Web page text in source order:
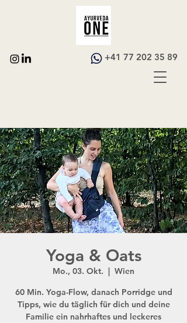
+41 77 202 35 89
Yoga & Oats
Mo., 03. Okt.
  |
Wien
60 Min. Yoga-Flow, danach Porridge und
Tipps, wie du täglich für dich und deine
Familie ein nahrhaftes und leckeres